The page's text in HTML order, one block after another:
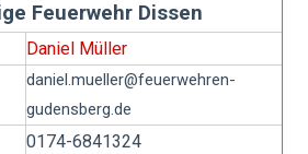
Feuerwehr Dissen
Daniel Müller
daniel.mueller@feuerwehren-
gudensberg.de
0174-6841324